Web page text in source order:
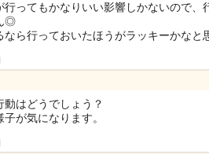
行ってもかなりいい影響しかないので、
◎
なら行っておいたほうがラッキーかなと
動はどうでしょう？
子が気になります。